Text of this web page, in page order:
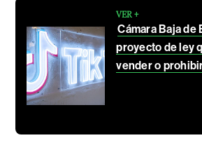
VER +
Cámara Baja de
proyecto de ley
vender o